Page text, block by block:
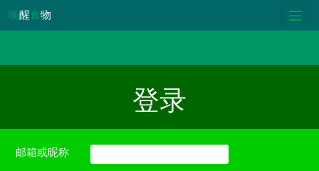
唤醒食物
登录
邮箱或昵称